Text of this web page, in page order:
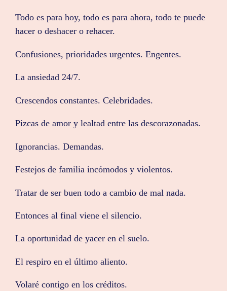
Todo es para hoy, todo es para ahora, todo te puede
hacer o deshacer o rehacer.
Confusiones, prioridades urgentes. Engentes.
La ansiedad 24/7.
Crescendos constantes. Celebridades.
Pizcas de amor y lealtad entre las descorazonadas.
Ignorancias. Demandas.
Festejos de familia incómodos y violentos.
Tratar de ser buen todo a cambio de mal nada.
Entonces al final viene el silencio.
La oportunidad de yacer en el suelo.
El respiro en el último aliento.
Volaré contigo en los créditos.